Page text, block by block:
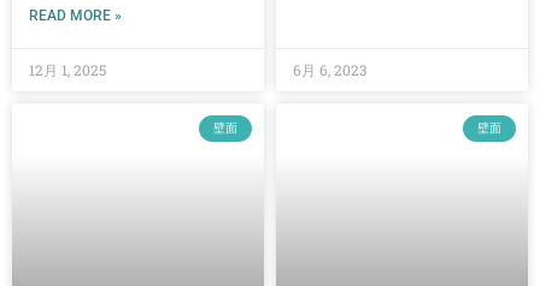
READ MORE »
12月 1, 2025 6月 6, 2023
壁面 壁面